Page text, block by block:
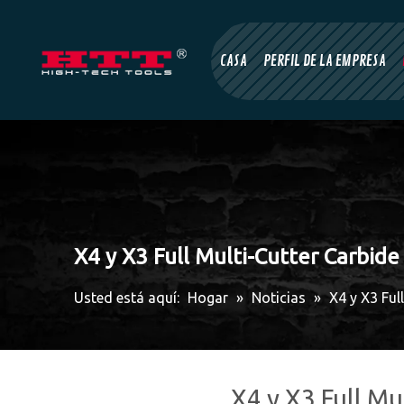
CASA PERFIL DE LA EMPRESA
X4 y X3 Full Multi-Cutter
Usted está aquí: Hogar » Noticias » X4 y X3
X4 y X3 Full